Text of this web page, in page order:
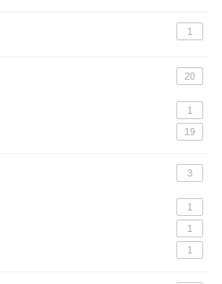
1
20
1
19
3
1
1
1